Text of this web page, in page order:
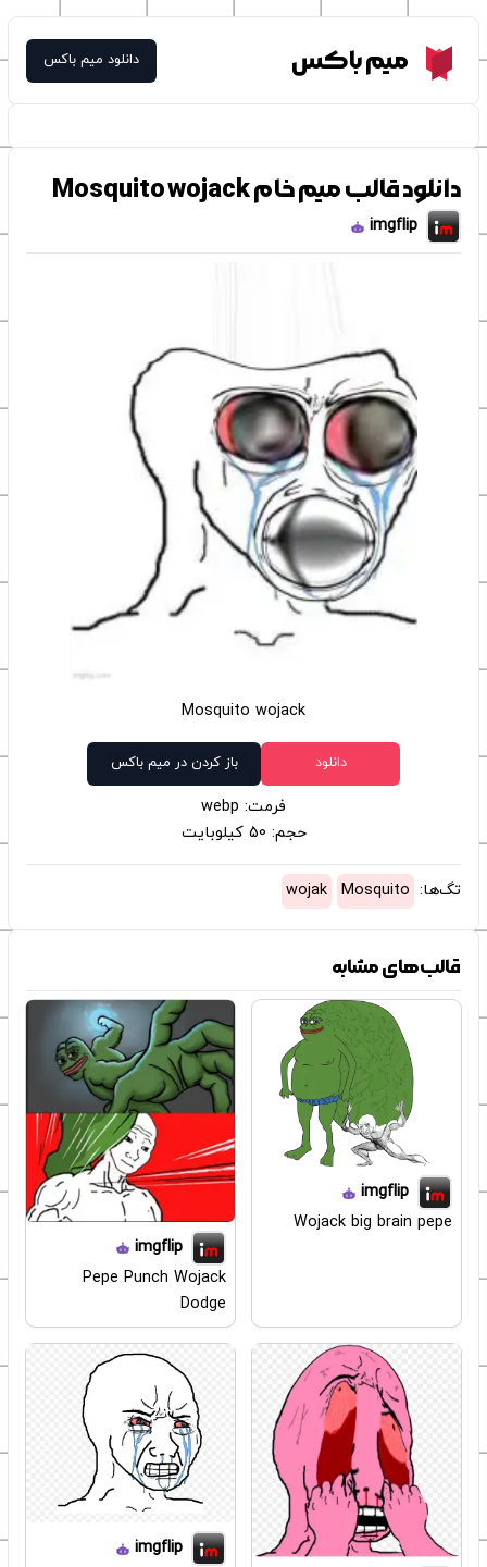
Meme Boxمیم باکس دانلود میم باکس
دانلود قالب میم خام Mosquito wojack
imgflip
Mosquito wojack
دانلود باز کردن در میم باکس
فرمت: webp
حجم: 50 کیلوبایت
تگ‌ها: Mosquito
wojak
قالب‌های مشابه
imgflip
Wojack big brain pepe
imgflip
Pepe Punch Wojack
Dodge
imgflip